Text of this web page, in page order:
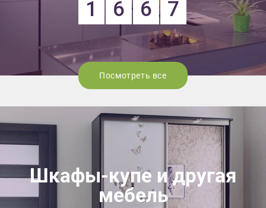
1 6 6 7
Посмотреть все
Шкафы-купе и другая
мебель